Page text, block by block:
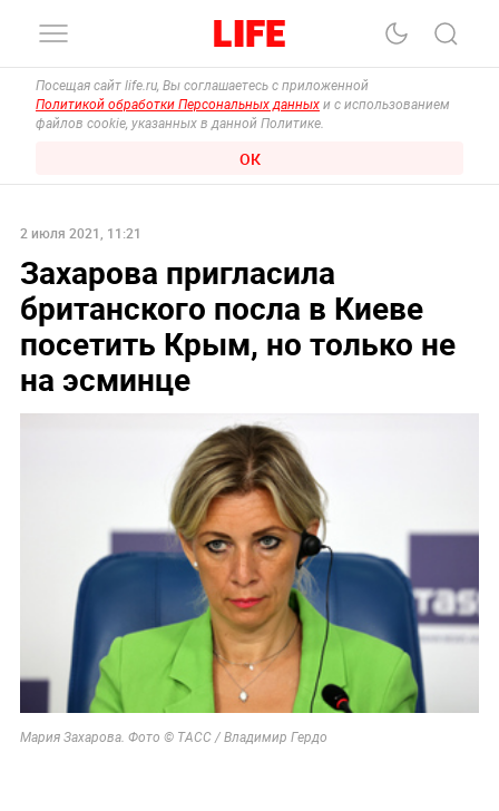
Посещая сайт life.ru, Вы соглашаетесь с приложенной
Политикой обработки Персональных данных и с использованием
файлов cookie, указанных в данной Политике.
ОК
2 июля 2021, 11:21
Захарова пригласила
британского посла в Киеве
посетить Крым, но только не
на эсминце
Мария Захарова. Фото © ТАСС / Владимир Гердо